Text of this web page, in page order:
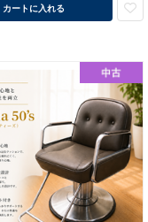
カートに入れる